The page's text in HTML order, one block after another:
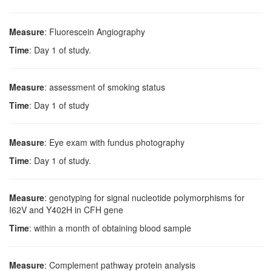
Measure: Fluorescein Angiography
Time: Day 1 of study.
Measure: assessment of smoking status
Time: Day 1 of study
Measure: Eye exam with fundus photography
Time: Day 1 of study.
Measure: genotyping for signal nucleotide polymorphisms for
I62V and Y402H in CFH gene
Time: within a month of obtaining blood sample
Measure: Complement pathway protein analysis